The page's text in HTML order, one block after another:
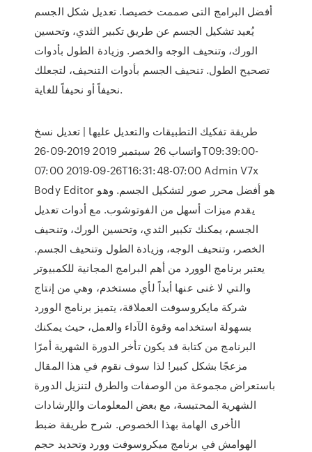
أفضل البرامج التى صممت خصيصا. تعديل شكل الجسم
يُعيد تشكيل الجسم عن طريق تكبير الثدي، وتحسين
الورك، وتنحيف الوجه والخصر. وزيادة الطول بأدوات
تصحيح الطول. تنحيف الجسم بأدوات التنحيف، لتجعلك
نحيفاً أو نحيفاً للغاية.
طريقة تفكيك التطبيقات والتعديل عليها | تعديل نسخ
واتساب 26 سبتمبر 2019 2019-09-26T09:39:00-
07:00 2019-09-26T16:31:48-07:00 Admin V7x
Body Editor هو أفضل محرر صور لتشكيل الجسم. وهو
يقدم ميزات أسهل من الفوتوشوب. مع أدوات تعديل
الجسم، يمكنك تكبير الثدي، وتحسين الورك، وتنحيف
الخصر، وتنحيف الوجه، وزيادة الطول وتنحيف الجسم.
يعتبر برنامج الوورد من أهم البرامج المجانية للكمبيوتر
والتي لا غنى عنها أبداً لأي مستخدم، وهي من إنتاج
شركة مايكروسوفت العملاقة، يتميز برنامج الوورد
بسهولة استخدامه وقوة الآداء والعمل، حيث يمكنك
البرنامج من كتابة قد يكون تأخر الدورة الشهرية أمرًا
مزعجًا بشكل كبير! لذا سوف نقوم في هذا المقال
باستعراض مجموعة من الوصفات والطرق لتنزيل الدورة
الشهرية المحتبسة، مع بعض المعلومات والإرشادات
الأخرى الهامة بهذا الخصوص. شرح طريقة ضبط
الهوامش في برنامج ميكروسوفت وورد وتحديد حجم